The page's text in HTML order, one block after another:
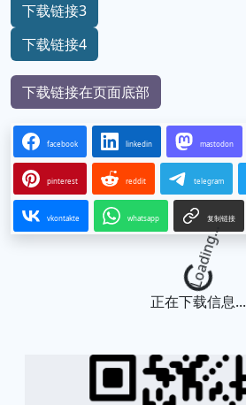
下载链接3
下载链接4
下载链接在页面底部
facebook linkedin mastodon
pinterest reddit telegram
vkontakte whatsapp 复制链接
Loading...
正在下载信息...